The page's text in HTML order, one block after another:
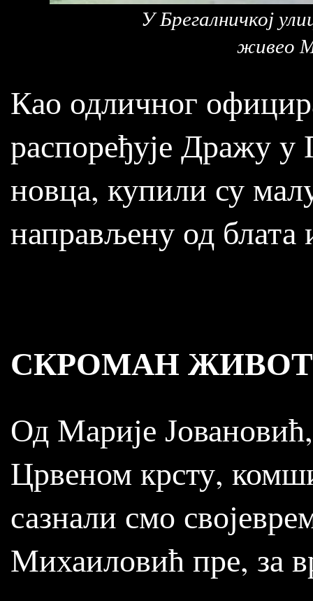
У Брегалничкој
живео
Као одличног
распоређује Дражу
новца, купили су
направљену од блата
СКРОМАН ЖИВОТ
Од Марије
Црвеном крсту,
сазнали смо
Михаиловић пре, за